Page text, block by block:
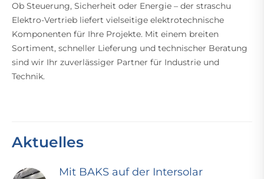
Ob Steuerung, Sicherheit oder Energie – der straschu
Elektro-Vertrieb liefert vielseitige elektrotechnische
Komponenten für Ihre Projekte. Mit einem breiten
Sortiment, schneller Lieferung und technischer Beratung
sind wir Ihr zuverlässiger Partner für Industrie und
Technik.
Aktuelles
Mit BAKS auf der Intersolar